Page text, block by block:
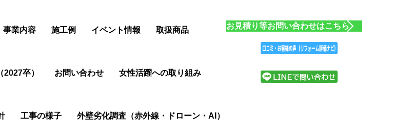
事業内容 施工例 イベント情報 取扱商品
卒） お問い合わせ 女性活躍への取り組み
工事の様子 外壁劣化調査（赤外線・ドローン・AI）
お見積り等お問い合わせはこちら